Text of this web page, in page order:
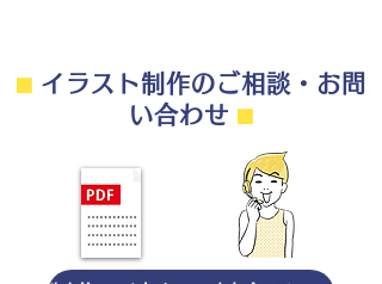
⬛︎イラスト制作のご相談・お問
い合わせ ⬛︎